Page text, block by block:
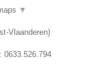
▼
Vlaanderen)
0633.526.794